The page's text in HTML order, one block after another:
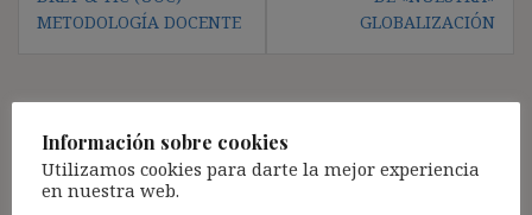
METODOLOGÍA DOCENTE
GLOBALIZACIÓN
Deja una respuesta
Tu dirección de correo electrónico no será publicada. Los
campos obligatorios están marcados con
Información sobre cookies
Utilizamos cookies para darte la mejor experiencia
en nuestra web.